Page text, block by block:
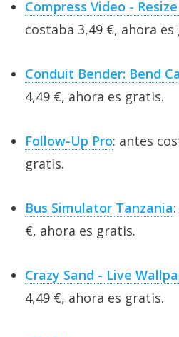
Compress Video -
costaba 3,49 €, ahora
Conduit Bender: Bend
4,49 €, ahora es gratis.
Follow-Up Pro: antes
gratis.
Bus Simulator Tanzania
€, ahora es gratis.
Crazy Sand - Live
4,49 €, ahora es gratis.